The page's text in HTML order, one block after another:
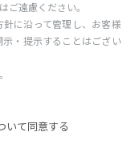
ご遠慮ください。
に沿って管理し、お客様
・提示することはござい
いて同意する